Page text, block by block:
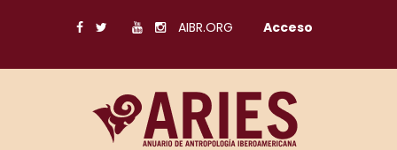
AIBR.ORG Acceso